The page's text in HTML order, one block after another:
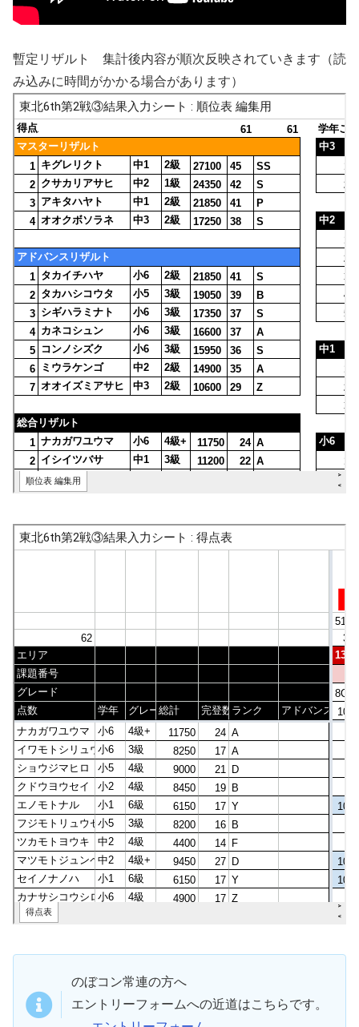
暫定リザルト 集計後内容が順次反映されていきます（読
み込みに時間がかかる場合があります）
のぼコン常連の方へ
エントリーフォームへの近道はこちらです。